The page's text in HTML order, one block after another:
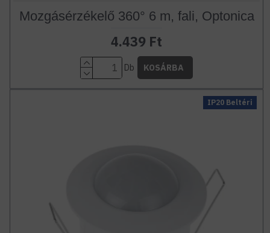
Mozgásérzékelő 360° 6 m, fali, Optonica
4.439 Ft
Db KOSÁRBA
IP20 Beltéri